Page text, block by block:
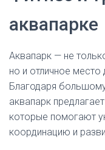
аквапарке
Аквапарк — не
но и отличное место
Благодаря
аквапарк
которые помогают
координацию и